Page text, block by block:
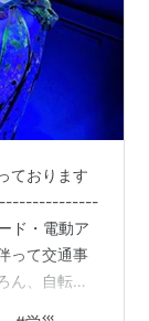
ております
ド・電動ア
って交通事
ん、自転車